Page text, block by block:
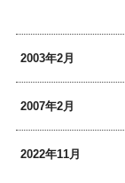
2003年2月
2007年2月
2022年11月